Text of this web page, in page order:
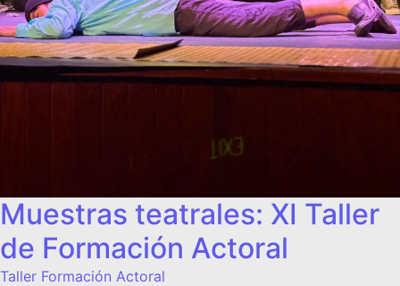
Muestras teatrales: XI Taller
de Formación Actoral
Taller Formación Actoral